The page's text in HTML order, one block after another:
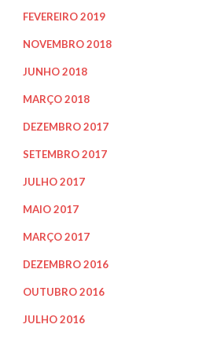
FEVEREIRO 2019
NOVEMBRO 2018
JUNHO 2018
MARÇO 2018
DEZEMBRO 2017
SETEMBRO 2017
JULHO 2017
MAIO 2017
MARÇO 2017
DEZEMBRO 2016
OUTUBRO 2016
JULHO 2016